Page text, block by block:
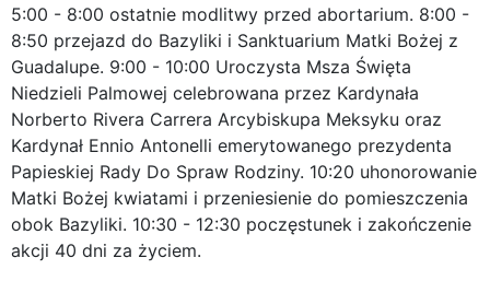
5:00 - 8:00 ostatnie modlitwy przed abortarium. 8:00 -
8:50 przejazd do Bazyliki i Sanktuarium Matki Bożej z
Guadalupe. 9:00 - 10:00 Uroczysta Msza Święta
Niedzieli Palmowej celebrowana przez Kardynała
Norberto Rivera Carrera Arcybiskupa Meksyku oraz
Kardynał Ennio Antonelli emerytowanego prezydenta
Papieskiej Rady Do Spraw Rodziny. 10:20 uhonorowanie
Matki Bożej kwiatami i przeniesienie do pomieszczenia
obok Bazyliki. 10:30 - 12:30 poczęstunek i zakończenie
akcji 40 dni za życiem.